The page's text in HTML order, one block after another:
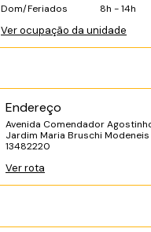
Dom/Feriados
8h - 14h
Ver ocupação da unidade
Endereço
Avenida Comendador
Jardim Maria Bruschi Modeneis
13482220
Ver rota